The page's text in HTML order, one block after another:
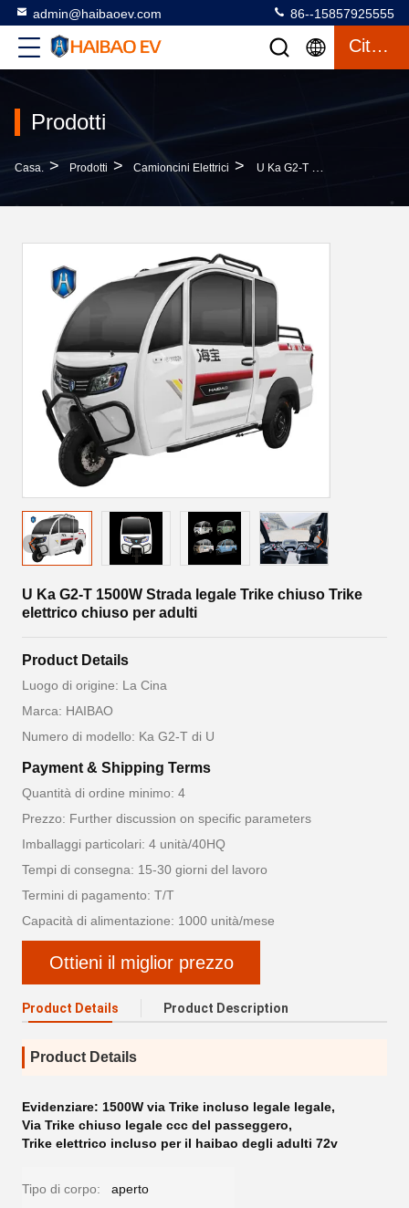
admin@haibaoev.com 86--15857925555
Citazione
Prodotti
Casa. > Prodotti > Camioncini Elettrici > U Ka G2-T 1500W Strada Legale Trike Chiuso Trike Elettrico Chiuso Per Adulti
U Ka G2-T 1500W Strada legale Trike chiuso Trike
elettrico chiuso per adulti
Product Details
Luogo di origine: La Cina
Marca: HAIBAO
Numero di modello: Ka G2-T di U
Payment & Shipping Terms
Quantità di ordine minimo: 4
Prezzo: Further discussion on specific parameters
Imballaggi particolari: 4 unità/40HQ
Tempi di consegna: 15-30 giorni del lavoro
Termini di pagamento: T/T
Capacità di alimentazione: 1000 unità/mese
Ottieni il miglior prezzo
Product Details Product Description
Product Details
Evidenziare: 1500W via Trike incluso legale legale,
Via Trike chiuso legale ccc del passeggero,
Trike elettrico incluso per il haibao degli adulti 72v
Tipo di corpo: aperto